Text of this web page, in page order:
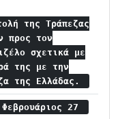
της Τράπεζας
προς τον
σχετικά με
της με την
της Ελλάδας.
27